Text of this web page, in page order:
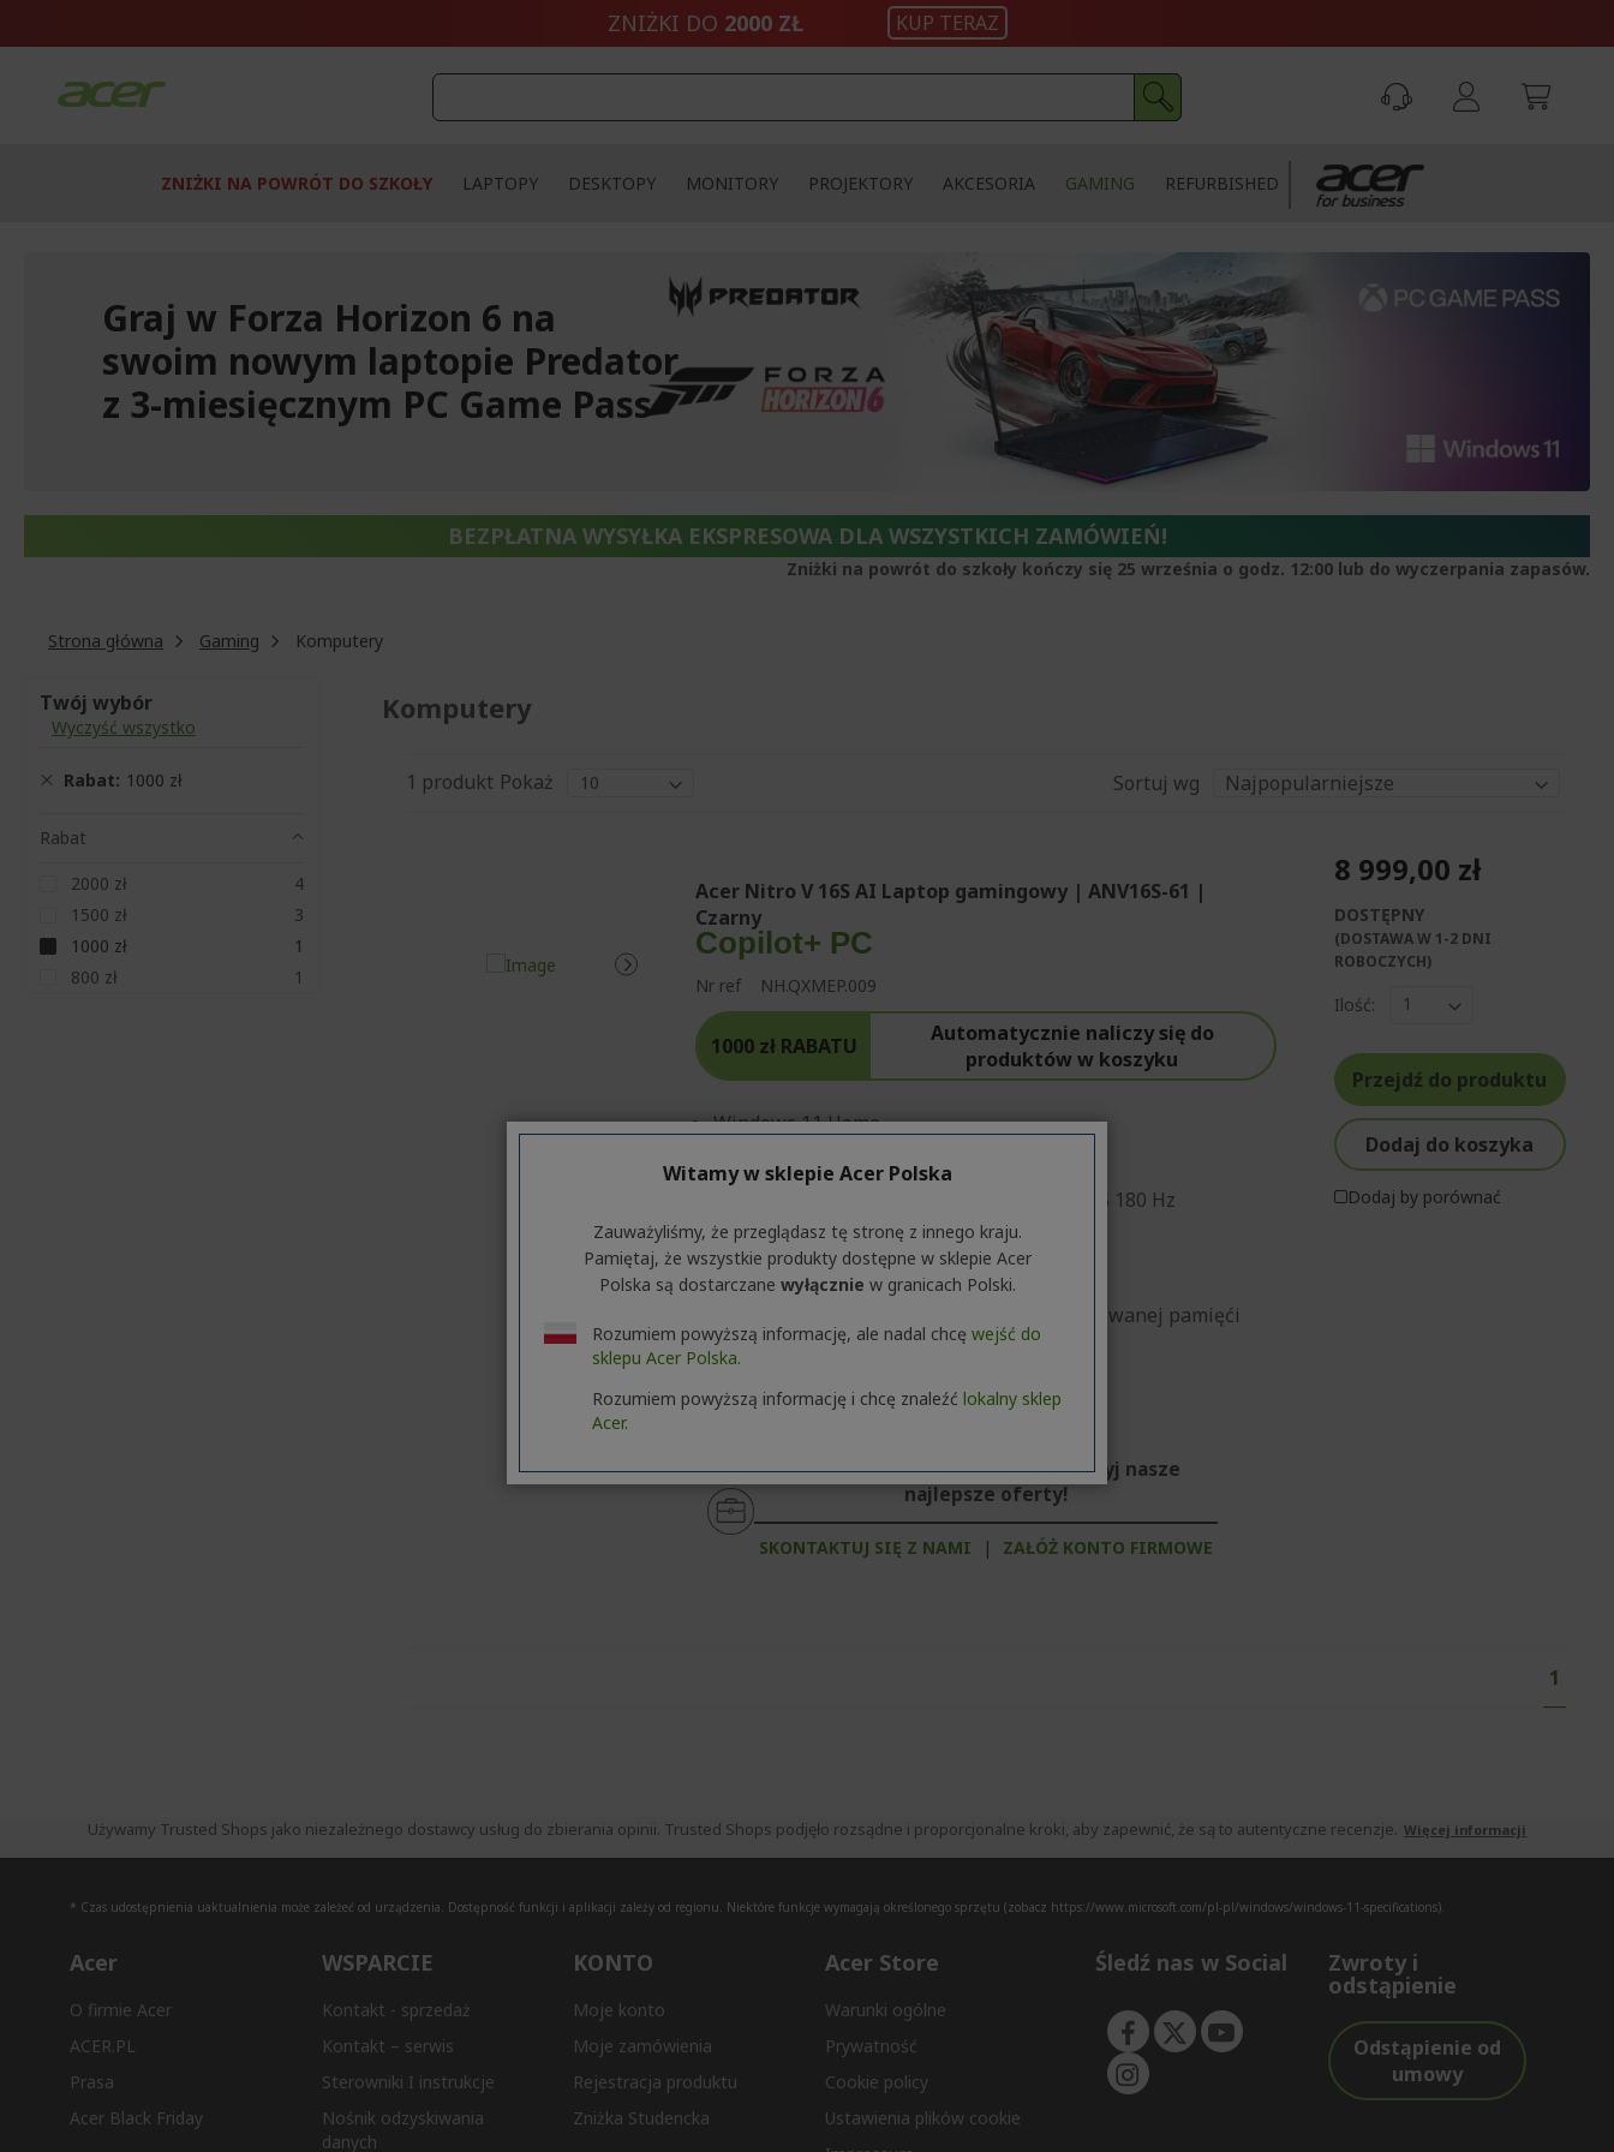
ZNIŻKI DO 2000 ZŁ KUP TERAZ
ZNIŻKI NA POWRÓT DO SZKOŁY LAPTOPY DESKTOPY MONITORY PROJEKTORY AKCESORIA GAMING REFURBISHED
Graj w Forza Horizon 6 na
swoim nowym laptopie Predator
z 3-miesięcznym PC Game Pass
BEZPŁATNA WYSYŁKA EKSPRESOWA DLA WSZYSTKICH ZAMÓWIEŃ!
Zniżki na powrót do szkoły kończy się 25 września o godz. 12:00 lub do wyczerpania zapasów.
Strona główna Gaming Komputery
Komputery
1 produkt Pokaż Sortuj wg
Acer Nitro V 16S AI Laptop gamingowy | ANV16S-61 |
Czarny
Copilot+ PC
Nr ref NH.QXMEP.009
1000 zł RABATU
Automatycznie naliczy się do
produktów w koszyku
Windows 11 Home
Procesor AMD Ryzen™ AI 9 365 2 GHz
40,6 cm (16") WQXGA (2560 x 1600) 16:10 IPS 180 Hz
32 GB, DDR5 SDRAM
1 TB SSD
NVIDIA® GeForce RTX™ 5070 z 8 GB dedykowanej pamięći
Klient biznesowy lub firma? Odkryj nasze
najlepsze oferty!
SKONTAKTUJ SIĘ Z NAMI | ZAŁÓŻ KONTO FIRMOWE
8 999,00 zł
DOSTĘPNY
(DOSTAWA W 1-2 DNI
ROBOCZYCH)​
Ilość:
Przejdź do produktu
Dodaj do koszyka
Dodaj by porównać
r
1
Twój wybór
Wyczyść wszystko
Rabat 1000 zł
Rabat
2000 zł
4
Elementy
1500 zł
3
Elementy
1000 zł
1Produkt
800 zł
1Produkt
Używamy Trusted Shops jako niezależnego dostawcy usług do zbierania opinii. Trusted Shops podjęło rozsądne i proporcjonalne kroki, aby zapewnić, że są to autentyczne recenzje. Więcej informacji
* Czas udostępnienia uaktualnienia może zależeć od urządzenia. Dostępność funkcji i aplikacji zależy od regionu. Niektóre funkcje wymagają określonego sprzętu (zobacz https://www.microsoft.com/pl-pl/windows/windows-11-specifications).
Acer
O firmie Acer
ACER.PL
Prasa
Acer Black Friday
WSPARCIE
Kontakt - sprzedaż
Kontakt – serwis
Sterowniki I instrukcje
Nośnik odzyskiwania
danych
KONTO
Moje konto
Moje zamówienia
Rejestracja produktu
Zniżka Studencka
Acer Store
Warunki ogólne
Prywatność
Cookie policy
Ustawienia plików cookie
Śledź nas w Social Zwroty i
odstąpienie
Odstąpienie od
umowy
Witamy w sklepie Acer Polska
Zauważyliśmy, że przeglądasz tę stronę z innego kraju.
Pamiętaj, że wszystkie produkty dostępne w sklepie Acer
Polska są dostarczane wyłącznie w granicach Polski.
Rozumiem powyższą informację, ale nadal chcę wejść do
sklepu Acer Polska.
Rozumiem powyższą informację i chcę znaleźć lokalny sklep
Acer.